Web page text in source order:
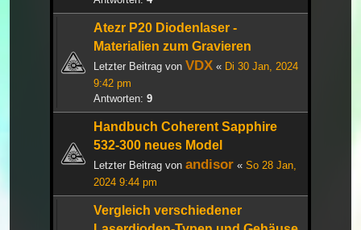
Atezr P20 Diodenlaser -
Materialien zum Gravieren
Letzter Beitrag von VDX « Di 30 Jan, 2024
9:42 pm
Antworten: 9
Handbuch Coherent Sapphire
532-300 neues Model
Letzter Beitrag von andisor « So 28 Jan,
2024 9:44 pm
Vergleich verschiedener